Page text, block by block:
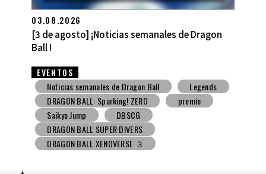
27.07.2026
[27 de julio] ¡Noticias semanales de Dragon Ball
!
EVENTOS
Noticias semanales de Dragon Ball
Snack con juguete
V Jump DBSCG
DRAGON BALL SUPER DIVERS
DRAGON BALL XENOVERSE ３
DRAGON BALL GEKISHIN SQUADRA